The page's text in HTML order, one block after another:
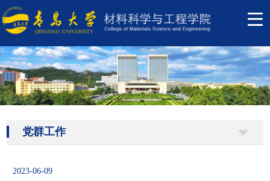
党群工作
2023-06-09